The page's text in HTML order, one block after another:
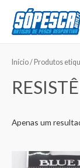
Início/ Produtos
Apenas um